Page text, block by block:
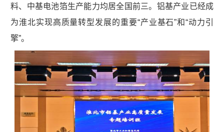
料、中基电池箔生产能力均居全国前三。铝基产业已经成
为淮北实现高质量转型发展的重要“产业基石”和“动力引
擎”。